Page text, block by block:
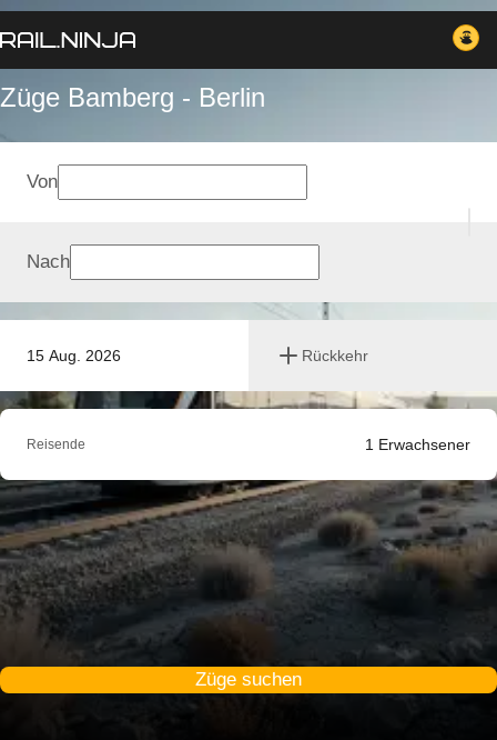
Züge Bamberg - Berlin
15 Aug. 2026 Rückkehr
Von
Nach
Reisende 1 Erwachsener
Züge suchen